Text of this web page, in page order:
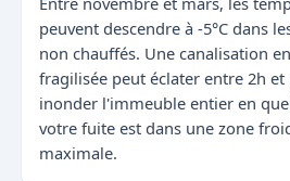
peuvent descendre à -5°C dans
non chauffés. Une canalisation
fragilisée peut éclater entre 2h
inonder l'immeuble entier en
votre fuite est dans une zone
maximale.